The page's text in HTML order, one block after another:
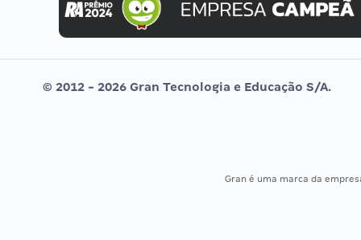
Editais publicados
Selecon
Uniase
Vunesp
© 2012 - 2026 Gran Tecnologia e Educação S/A.
Gran é uma marca da